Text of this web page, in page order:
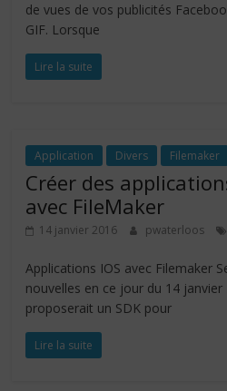
de vues de vos publicités
GIF. Lorsque
Lire la suite
Application Divers Filemaker
Créer des
avec FileMaker
14 janvier 2016 pwaterloos
Applications IOS avec Filemaker
nouvelles en ce jour du 14 janvier
proposerait un SDK pour
Lire la suite